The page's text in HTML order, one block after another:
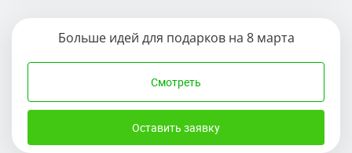
Больше идей для подарков на 8 марта
Смотреть
Оставить заявку